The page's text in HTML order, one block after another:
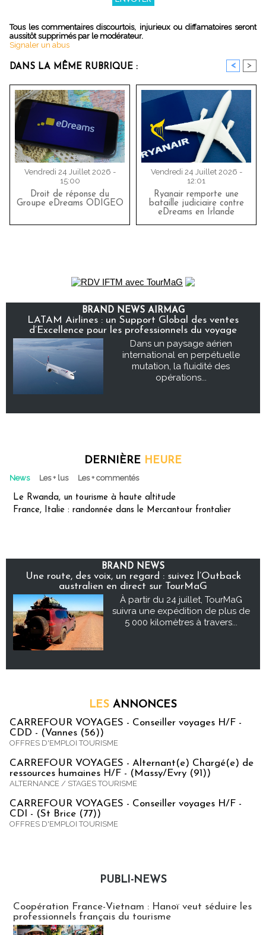
Tous les commentaires discourtois, injurieux ou diffamatoires seront
aussitôt supprimés par le modérateur.
Signaler un abus
DANS LA MÊME RUBRIQUE : < >
Vendredi 24 Juillet 2026 -
15:00
Droit de réponse du
Groupe eDreams ODIGEO
Vendredi 24 Juillet 2026 -
12:01
Ryanair remporte une
bataille judiciaire contre
eDreams en Irlande
BRAND NEWS AIRMAG
LATAM Airlines : un Support Global des ventes
d’Excellence pour les professionnels du voyage
Dans un paysage aérien
international en perpétuelle
mutation, la fluidité des
opérations...
DERNIÈRE HEURE
News Les + lus Les + commentés
Le Rwanda, un tourisme à haute altitude
France, Italie : randonnée dans le Mercantour frontalier
BRAND NEWS
Une route, des voix, un regard : suivez l’Outback
australien en direct sur TourMaG
À partir du 24 juillet, TourMaG
suivra une expédition de plus de
5 000 kilomètres à travers...
LES ANNONCES
CARREFOUR VOYAGES - Conseiller voyages H/F -
CDD - (Vannes (56))
OFFRES D'EMPLOI TOURISME
CARREFOUR VOYAGES - Alternant(e) Chargé(e) de
ressources humaines H/F - (Massy/Evry (91))
ALTERNANCE / STAGES TOURISME
CARREFOUR VOYAGES - Conseiller voyages H/F -
CDI - (St Brice (77))
OFFRES D'EMPLOI TOURISME
PUBLI-NEWS
Coopération France-Vietnam : Hanoï veut séduire les
professionnels français du tourisme